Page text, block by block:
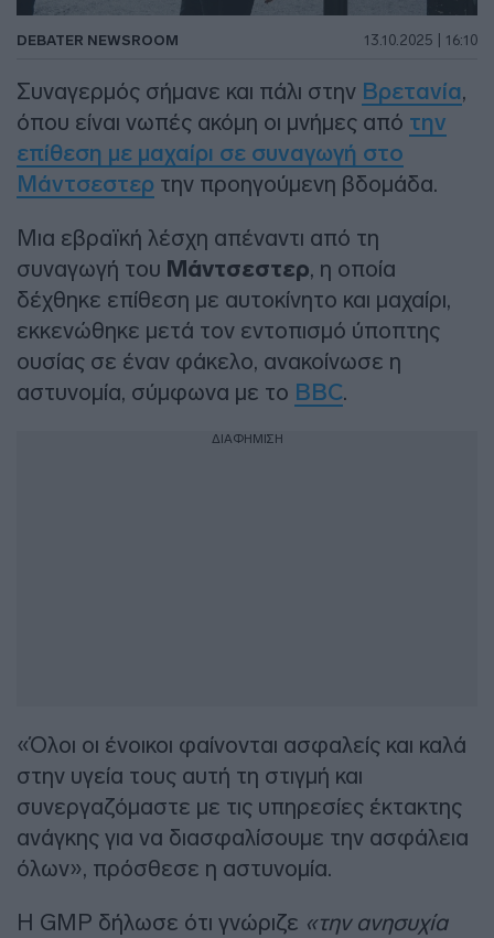
DEBATER NEWSROOM 13.10.2025 | 16:10
Συναγερμός σήμανε και πάλι στην Βρετανία,
όπου είναι νωπές ακόμη οι μνήμες από την
επίθεση με μαχαίρι σε συναγωγή στο
Μάντσεστερ την προηγούμενη βδομάδα.
Μια εβραϊκή λέσχη απέναντι από τη
συναγωγή του Μάντσεστερ, η οποία
δέχθηκε επίθεση με αυτοκίνητο και μαχαίρι,
εκκενώθηκε μετά τον εντοπισμό ύποπτης
ουσίας σε έναν φάκελο, ανακοίνωσε η
αστυνομία, σύμφωνα με το BBC.
ΔΙΑΦΗΜΙΣΗ
«Όλοι οι ένοικοι φαίνονται ασφαλείς και καλά
στην υγεία τους αυτή τη στιγμή και
συνεργαζόμαστε με τις υπηρεσίες έκτακτης
ανάγκης για να διασφαλίσουμε την ασφάλεια
όλων», πρόσθεσε η αστυνομία.
Η GMP δήλωσε ότι γνώριζε «την ανησυχία